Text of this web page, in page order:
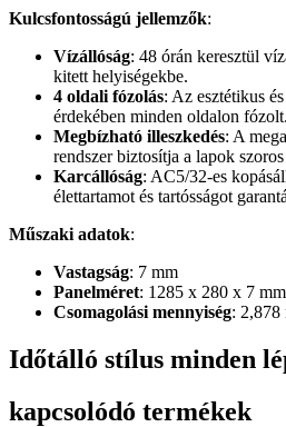
Kulcsfontosságú jellemzők:
Vízállóság: 48 órán keresztül
kitett helyiségekbe.
4 oldali fózolás: Az esztétikus
érdekében minden oldalon fózolt.
Megbízható illeszkedés: A
rendszer biztosítja a lapok
Karcállóság: AC5/32-es
élettartamot és tartósságot
Műszaki adatok:
Vastagság: 7 mm
Panelméret: 1285 x 280 x 7 mm
Csomagolási mennyiség: 2,878
Időtálló stílus minden
kapcsolódó termékek